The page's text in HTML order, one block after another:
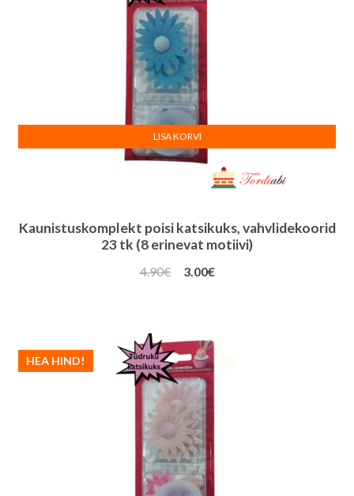
Kaunistuskomplekt poisi katsikuks, vahvlidekoorid
23 tk (8 erinevat motiivi)
4.90€
Algne
3.00€Praegune
LISA KORVI
HEA HIND!